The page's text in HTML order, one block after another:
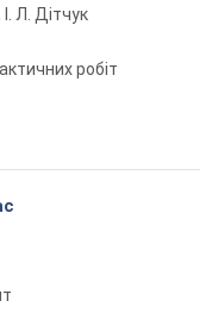
Л. Дітчук
робіт